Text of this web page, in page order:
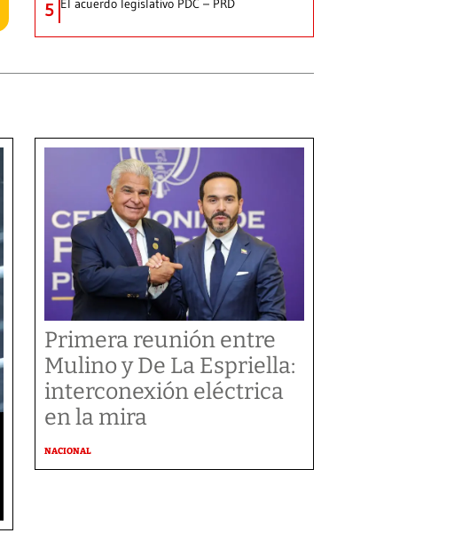
5
Primera reunión entre
Mulino y De La Espriella:
interconexión eléctrica
en la mira
NACIONAL